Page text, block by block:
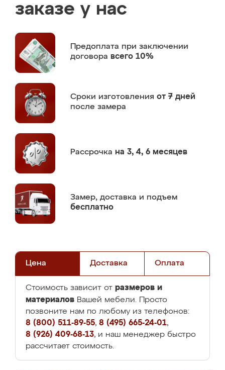
заказе у нас
Предоплата при заключении
договора всего 10%
Сроки изготовления от 7 дней
после замера
Рассрочка на 3, 4, 6 месяцев
Замер, доставка и подъем
бесплатно
Цена Доставка Оплата
Стоимость зависит от размеров и
материалов Вашей мебели. Просто
позвоните нам по любому из телефонов:
8 (800) 511-89-55, 8 (495) 665-24-01,
8 (926) 409-68-13, и наш менеджер быстро
рассчитает стоимость.